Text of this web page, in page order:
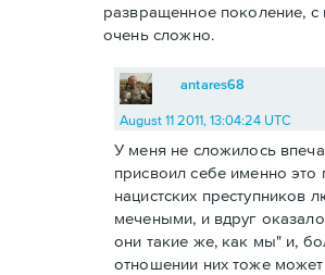
развращенное поколение, с
очень сложно.
antares68
August 11 2011, 13:04:24 UTC
У меня не сложилось
присвоил себе именно это
нацистских преступников
мечеными, и вдруг
они такие же, как мы" и,
отношении них тоже